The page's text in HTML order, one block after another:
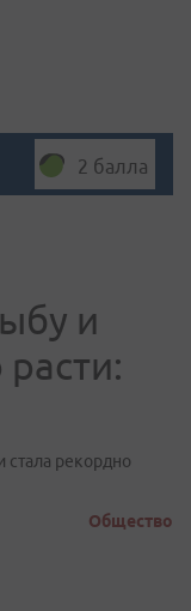
2 балла
и
рекордно
Общество